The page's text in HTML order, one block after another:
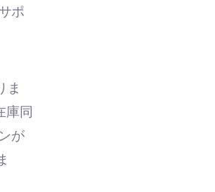
ポ
ま
庫同
が